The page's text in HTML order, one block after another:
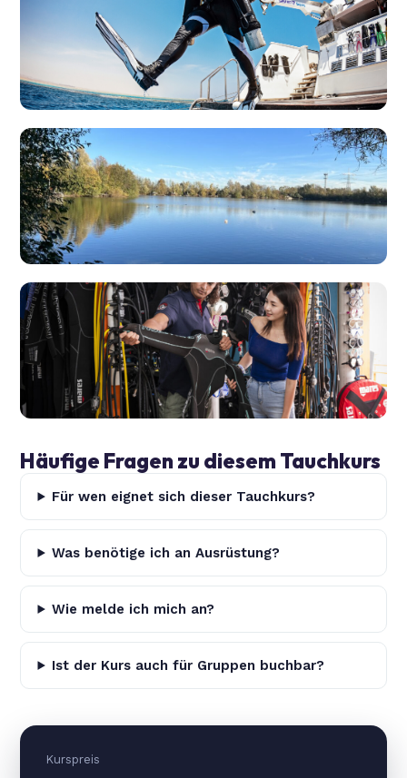
Häufige Fragen zu diesem Tauchkurs
Für wen eignet sich dieser Tauchkurs?
Was benötige ich an Ausrüstung?
Wie melde ich mich an?
Ist der Kurs auch für Gruppen buchbar?
Kurspreis